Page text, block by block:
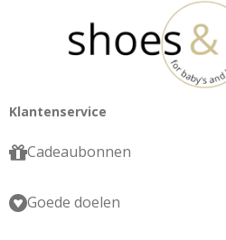
Klantenservice
Cadeaubonnen
Goede doelen